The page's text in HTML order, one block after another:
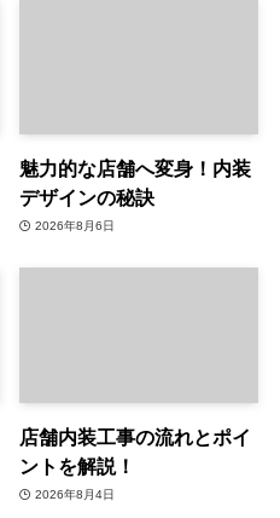
魅力的な店舗へ変身！内装
デザインの秘訣
2026年8月6日
店舗内装工事の流れとポイ
ントを解説！
2026年8月4日